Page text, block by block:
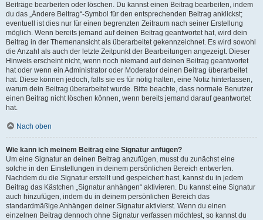
Beiträge bearbeiten oder löschen. Du kannst einen Beitrag bearbeiten, indem
du das „Ändere Beitrag“-Symbol für den entsprechenden Beitrag anklickst;
eventuell ist dies nur für einen begrenzten Zeitraum nach seiner Erstellung
möglich. Wenn bereits jemand auf deinen Beitrag geantwortet hat, wird dein
Beitrag in der Themenansicht als überarbeitet gekennzeichnet. Es wird sowohl
die Anzahl als auch der letzte Zeitpunkt der Bearbeitungen angezeigt. Dieser
Hinweis erscheint nicht, wenn noch niemand auf deinen Beitrag geantwortet
hat oder wenn ein Administrator oder Moderator deinen Beitrag überarbeitet
hat. Diese können jedoch, falls sie es für nötig halten, eine Notiz hinterlassen,
warum dein Beitrag überarbeitet wurde. Bitte beachte, dass normale Benutzer
einen Beitrag nicht löschen können, wenn bereits jemand darauf geantwortet
hat.
Nach oben
Wie kann ich meinem Beitrag eine Signatur anfügen?
Um eine Signatur an deinen Beitrag anzufügen, musst du zunächst eine
solche in den Einstellungen in deinem persönlichen Bereich entwerfen.
Nachdem du die Signatur erstellt und gespeichert hast, kannst du in jedem
Beitrag das Kästchen „Signatur anhängen“ aktivieren. Du kannst eine Signatur
auch hinzufügen, indem du in deinem persönlichen Bereich das
standardmäßige Anhängen deiner Signatur aktivierst. Wenn du einen
einzelnen Beitrag dennoch ohne Signatur verfassen möchtest, so kannst du